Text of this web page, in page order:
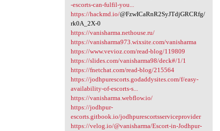
-escorts-can-fulfil-you...
https://hackmd.io/@FzwICaRnR2SyJTdjGRCRfg/
rk0A_2X-0
https://vanisharma.nethouse.ru/
https://vanisharma973.wixsite.com/vanisharma
https://www.vevioz.com/read-blog/119809
https://slides.com/vanisharma98/deck#/1/1
https://fnetchat.com/read-blog/215564
https://jodhpurescorts.godaddysites.com/f/easy-
availability-of-escorts-s...
https://vanisharma.webflow.io/
https://jodhpur-
escorts.gitbook.io/jodhpurescortsserviceprovider
https://velog.io/@vanisharma/Escort-in-Jodhpur-